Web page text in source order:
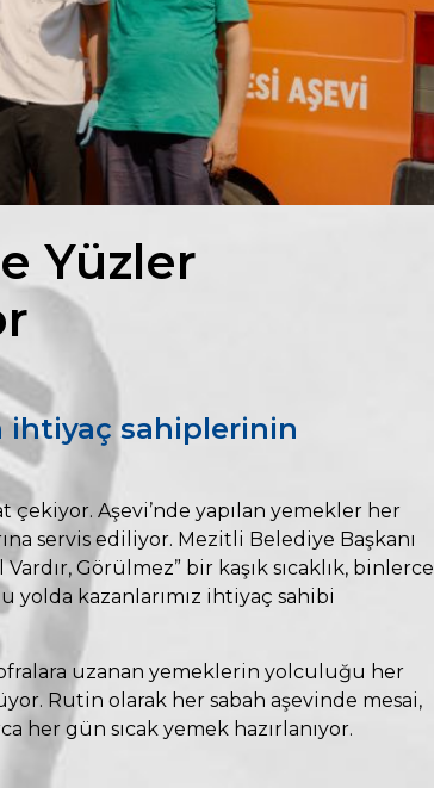
Yüzler
ihtiyaç sahiplerinin
çekiyor. Aşevi’nde yapılan yemekler her
servis ediliyor. Mezitli Belediye Başkanı
Görülmez” bir kaşık sıcaklık, binlerce
yolda kazanlarımız ihtiyaç sahibi
uzanan yemeklerin yolculuğu her
Rutin olarak her sabah aşevinde mesai,
her gün sıcak yemek hazırlanıyor.